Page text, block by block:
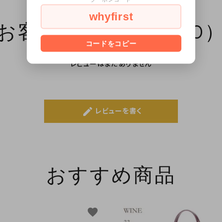
客様のレビュー（0）
レビューはまだありません
create レビューを書く
おすすめ商品
favorite
whyfirst
コードをコピー